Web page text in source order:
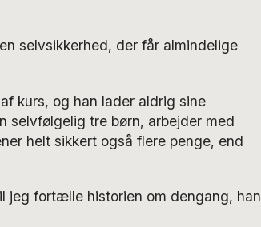
selvsikkerhed, der får almindelige
kurs, og han lader aldrig sine
selvfølgelig tre børn, arbejder med
helt sikkert også flere penge, end
jeg fortælle historien om dengang, han